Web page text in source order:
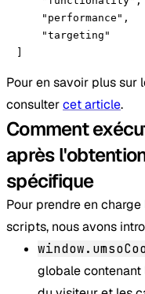
    "performance",
    "targeting"
Pour en savoir plus sur
consultercet article.
Comment
après
spécifique
Pour prendre en
scripts, nous avons
globale